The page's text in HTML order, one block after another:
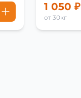
1 050 ₽
от 30кг